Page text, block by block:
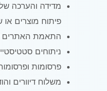
מדידה והערכה
פיתוח מוצרים או
התאמת האתרים
ניתוחים
פרסומות
משלוח דיוורים